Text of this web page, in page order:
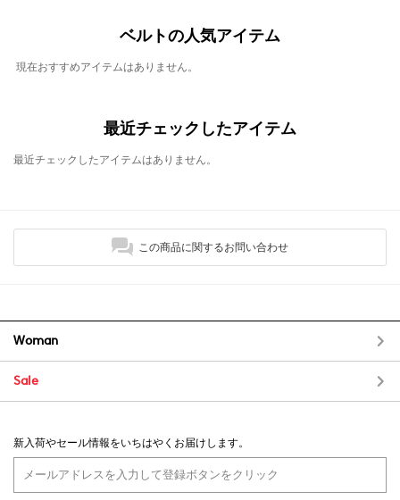
ベルトの人気アイテム
現在おすすめアイテムはありません。
最近チェックしたアイテム
最近チェックしたアイテムはありません。
この商品に関するお問い合わせ
Woman
Sale
新入荷やセール情報をいちはやくお届けします。